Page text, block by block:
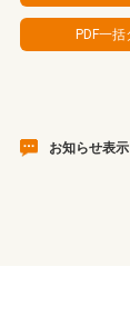
お知らせ表示